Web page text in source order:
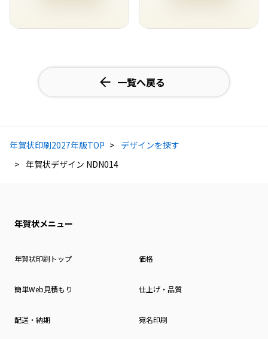
一覧へ戻る
年賀状印刷2027年版TOP
デザインを探す
年賀状デザイン NDN014
年賀状メニュー
年賀状印刷トップ 価格
簡単Web見積もり 仕上げ・品質
配送・納期 宛名印刷